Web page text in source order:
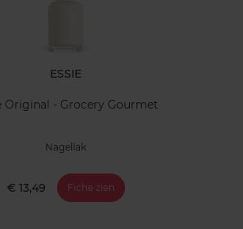
ESSIE
Original - Grocery Gourmet
Nagellak
€ 13,49 Fiche zien